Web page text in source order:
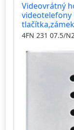
Videovrátný
videotelefony
4FN 231 07.5/